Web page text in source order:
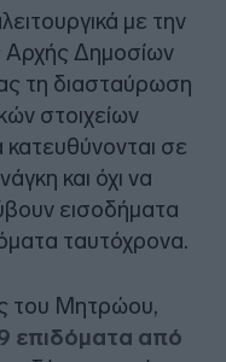
με την
Δημοσίων
τη διασταύρωση
στοιχείων
σε
και όχι να
εισοδήματα
ταυτόχρονα.
του Μητρώου,
επιδόματα από